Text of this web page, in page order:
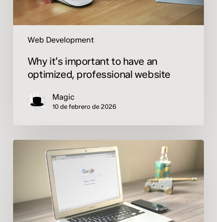
Web Development
Why it’s important to have an
optimized, professional website
Magic
10 de febrero de 2026
Online
advertising:
spend
more